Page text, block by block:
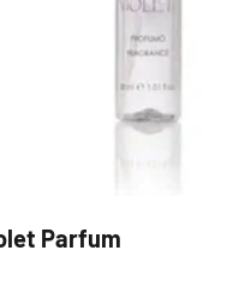
Parfum